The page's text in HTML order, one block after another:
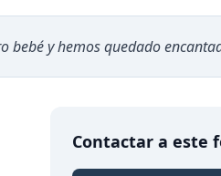
bebé y hemos quedado
Contactar a este